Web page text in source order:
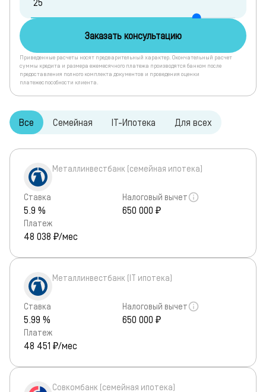
Заказать консультацию
Приведенные расчеты носят предварительный характер. Окончательный расчет
суммы кредита и размера ежемесячного платежа производятся банком после
предоставления полного комплекта документов и проведения оценки
платежеспособности клиента.
Все Семейная IT-Ипотека Для всех
Металлинвестбанк (семейная ипотека)
Ставка
5.9 %
Налоговый вычет
650 000 ₽
Платеж
48 038 ₽/мес
Металлинвестбанк (IT ипотека)
Ставка
5.99 %
Налоговый вычет
650 000 ₽
Платеж
48 451 ₽/мес
Совкомбанк (семейная ипотека)